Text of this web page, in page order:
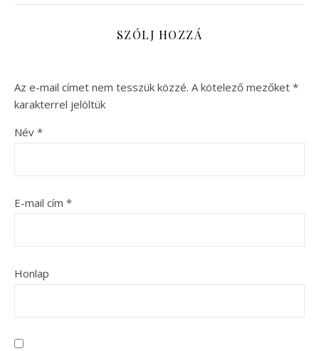
SZÓLJ HOZZÁ
Az e-mail címet nem tesszük közzé. A kötelező mezőket *
karakterrel jelöltük
Név *
E-mail cím *
Honlap